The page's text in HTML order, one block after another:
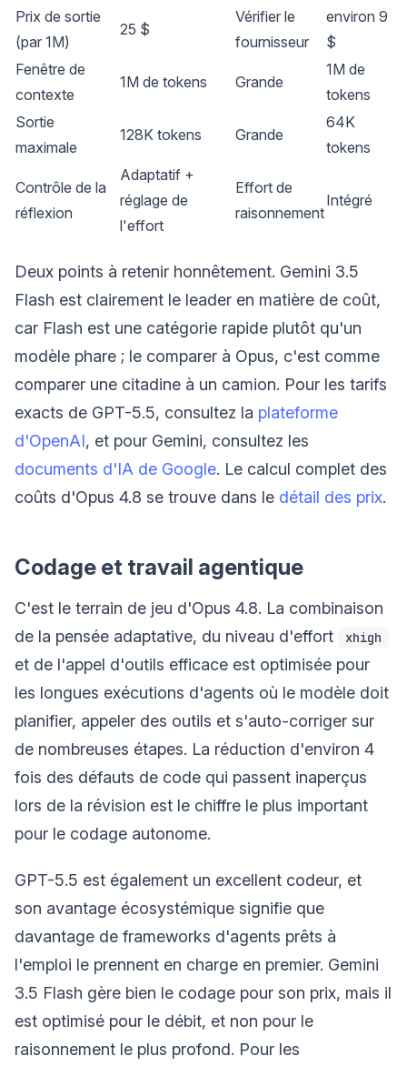
Prix de sortie
(par 1M)
25 $
Vérifier le
fournisseur
environ 9
$
Fenêtre de
contexte
1M de tokens Grande
1M de
tokens
Sortie
maximale
128K tokens Grande
64K
tokens
Contrôle de la
réflexion
Adaptatif +
réglage de
l'effort
Effort de
raisonnement
Intégré
Deux points à retenir honnêtement. Gemini 3.5
Flash est clairement le leader en matière de coût,
car Flash est une catégorie rapide plutôt qu'un
modèle phare ; le comparer à Opus, c'est comme
comparer une citadine à un camion. Pour les tarifs
exacts de GPT-5.5, consultez la plateforme
d'OpenAI, et pour Gemini, consultez les
documents d'IA de Google. Le calcul complet des
coûts d'Opus 4.8 se trouve dans le détail des prix.
Codage et travail agentique
C'est le terrain de jeu d'Opus 4.8. La combinaison
de la pensée adaptative, du niveau d'effort
xhigh
et de l'appel d'outils efficace est optimisée pour
les longues exécutions d'agents où le modèle doit
planifier, appeler des outils et s'auto-corriger sur
de nombreuses étapes. La réduction d'environ 4
fois des défauts de code qui passent inaperçus
lors de la révision est le chiffre le plus important
pour le codage autonome.
GPT-5.5 est également un excellent codeur, et
son avantage écosystémique signifie que
davantage de frameworks d'agents prêts à
l'emploi le prennent en charge en premier. Gemini
3.5 Flash gère bien le codage pour son prix, mais il
est optimisé pour le débit, et non pour le
raisonnement le plus profond. Pour les